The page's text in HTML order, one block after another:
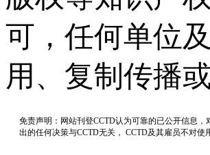
可，任何单位
用、复制传播
免责声明：网站刊登CCTD认为可靠的已公开信息
出的任何决策与CCTD无关， CCTD及其雇员不对